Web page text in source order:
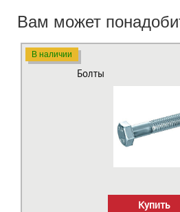
Вам может
Болты
В наличии
Купить